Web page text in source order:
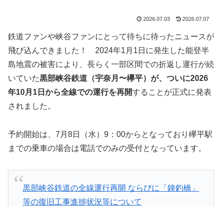
2026.07.03 2026.07.07
鉄道ファンや峡谷ファンにとって待ちに待ったニュースが
飛び込んできました！ 2024年1月1日に発生した能登半
島地震の被害により、長らく一部区間での折返し運行が続
いていた黒部峡谷鉄道（宇奈月〜欅平）が、ついに2026
年10月1日から全線での運行を再開することが正式に発表
されました。
予約開始は、7月8日（水）9：00からとなっており欅平駅
までの乗車の場合は電話でのみの受付となっています。
黒部峡谷鉄道の全線運行再開 ならびに「鐘釣橋」
等の復旧工事進捗状況等について